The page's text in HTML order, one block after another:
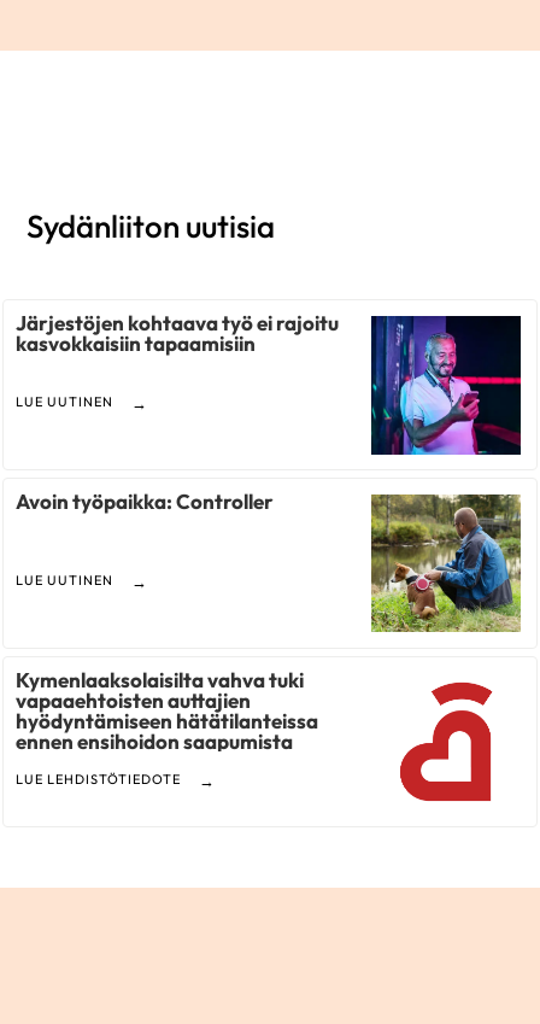
Sydänliiton uutisia
Järjestöjen kohtaava työ ei rajoitu
kasvokkaisiin tapaamisiin
LUE UUTINEN
Avoin työpaikka: Controller
LUE UUTINEN
Kymenlaaksolaisilta vahva tuki
vapaaehtoisten auttajien
hyödyntämiseen hätätilanteissa
ennen ensihoidon saapumista
LUE LEHDISTÖTIEDOTE